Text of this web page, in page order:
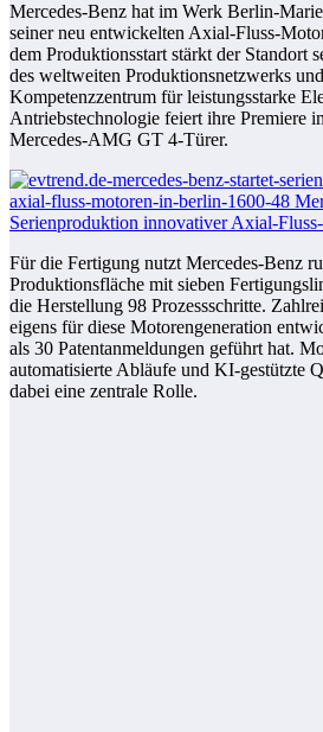
Mercedes-Benz hat im Werk Berlin-
seiner neu entwickelten Axial-Fluss-
dem Produktionsstart stärkt der Standort
des weltweiten Produktionsnetzwerks
Kompetenzzentrum für leistungsstarke
Antriebstechnologie feiert ihre Premiere
Mercedes-AMG GT 4-Türer.
Für die Fertigung nutzt Mercedes-Benz
Produktionsfläche mit sieben
die Herstellung 98 Prozessschritte.
eigens für diese Motorengeneration
als 30 Patentanmeldungen geführt hat.
automatisierte Abläufe und KI-gestützte
dabei eine zentrale Rolle.